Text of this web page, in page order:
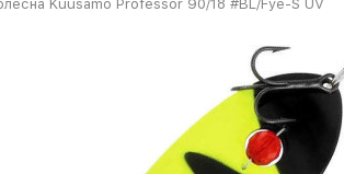
Kuusamo Professor 90/18 #BL/Fye-S UV